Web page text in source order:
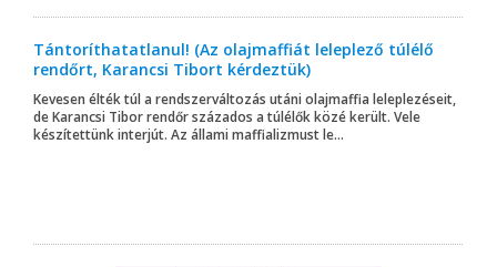
Tántoríthatatlanul! (Az olajmaffiát leleplező túlélő
rendőrt, Karancsi Tibort kérdeztük)
Kevesen élték túl a rendszerváltozás utáni olajmaffia leleplezéseit,
de Karancsi Tibor rendőr százados a túlélők közé került. Vele
készítettünk interjút. Az állami maffializmust le...